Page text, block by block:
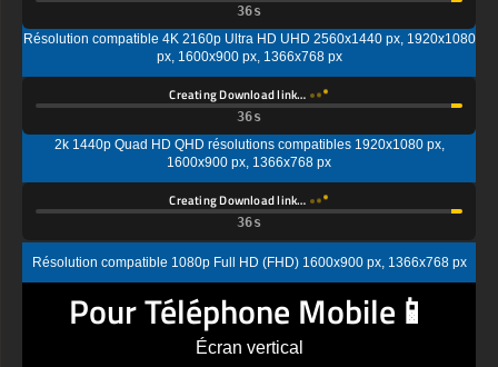
Résolution compatible 4K 2160p Ultra HD UHD 2560x1440 px, 1920x1080
px, 1600x900 px, 1366x768 px
Creating Download link…
2k 1440p Quad HD QHD résolutions compatibles 1920x1080 px,
Creating Download link…
Résolution compatible 1080p Full HD (FHD) 1600x900 px, 1366x768 px
Pour Téléphone Mobile📱
Écran vertical
9:16 Aspect Portrait